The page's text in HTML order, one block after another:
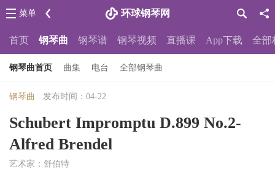
环球钢琴网
菜单
首页 钢琴曲 钢琴谱 钢琴视频 直播课 App下载 全部
钢琴曲首页 曲集 电台 全部钢琴曲
钢琴曲 发布时间：04-22
Schubert Impromptu D.899 No.2-
Alfred Brendel
艺术家：舒伯特